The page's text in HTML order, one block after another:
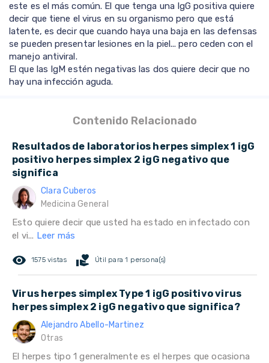
este es el más común. El que tenga una IgG positiva quiere
decir que tiene el virus en su organismo pero que está
latente, es decir que cuando haya una baja en las defensas
se pueden presentar lesiones en la piel... pero ceden con el
manejo antiviral.
El que las IgM estén negativas las dos quiere decir que no
hay una infección aguda.
Contenido Relacionado
Resultados de laboratorios herpes simplex 1 igG
positivo herpes simplex 2 igG negativo que
significa
Clara Cuberos
Medicina General
Esto quiere decir que usted ha estado en infectado con
el vi... Leer más
remove_red_eye 1575 vistas volunteer_activism Útil para 1 persona(s)
Virus herpes simplex Type 1 igG positivo virus
herpes simplex 2 igG negativo que significa?
Alejandro Abello-Martinez
Otras
El herpes tipo 1 generalmente es el herpes que ocasiona